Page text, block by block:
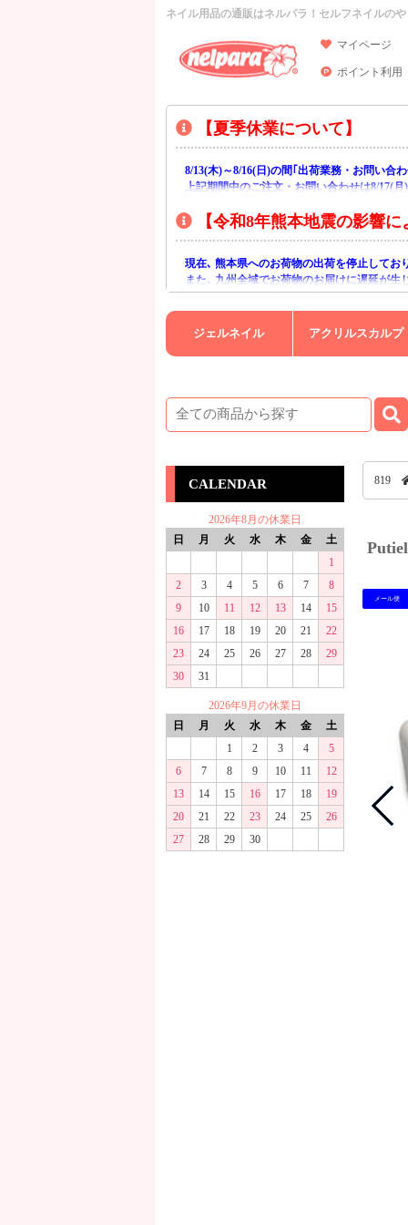
ネイル用品の通販はネルパラ！セルフネイルの
マイページ
ポイント利用
【夏季休業について】
8/13(木)～8/16(日)の間｢出荷業務・お問い合
上記期間中のご注文・お問い合わせは8/17(
【令和8年熊本地震の影響
現在､ 熊本県へのお荷物の出荷を停止してお
また､ 九州全域でお荷物のお届けに遅延が生
ご不便をおかけいたしますが､ 何卒ご理解賜
ジェルネイル アクリルスカルプ
CALENDAR
2026年8月の休業日
日
月 火 水 木 金
土
1
2
3 4 5 6 7
8
9
10 11 12 13 14
15
16
17 18 19 20 21
22
23
24 25 26 27 28
29
30
31
2026年9月の休業日
日
月 火 水 木 金
土
1
2 3 4
5
6
7 8 9 10 11
12
13
14 15 16 17 18
19
20
21 22 23 24 25
26
27
28 29 30
819
メール便